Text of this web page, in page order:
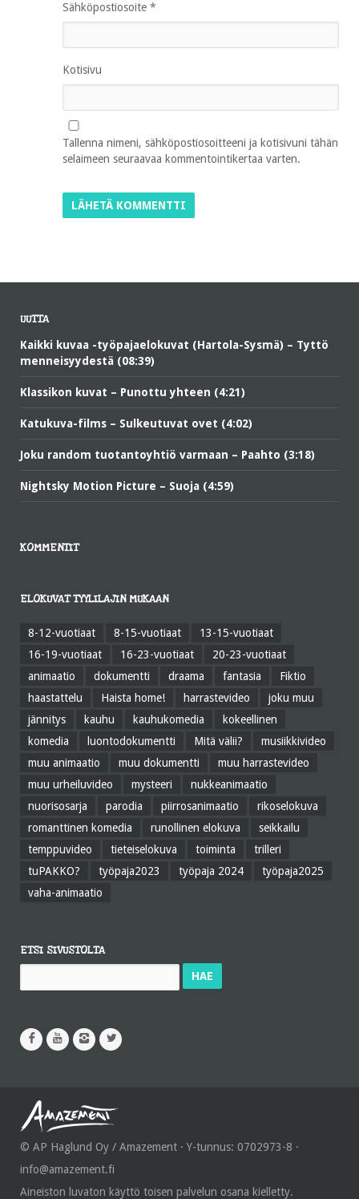
Sähköpostiosoite *
Kotisivu
Tallenna nimeni, sähköpostiosoitteeni ja kotisivuni tähän
selaimeen seuraavaa kommentointikertaa varten.
UUTTA
Kaikki kuvaa -työpajaelokuvat (Hartola-Sysmä) – Tyttö
menneisyydestä (08:39)
Klassikon kuvat – Punottu yhteen (4:21)
Katukuva-films – Sulkeutuvat ovet (4:02)
Joku random tuotantoyhtiö varmaan – Paahto (3:18)
Nightsky Motion Picture – Suoja (4:59)
KOMMENTIT
ELOKUVAT TYYLILAJIN MUKAAN
8-12-vuotiaat 8-15-vuotiaat
13-15-vuotiaat
16-19-vuotiaat
16-23-vuotiaat
20-23-vuotiaat
animaatio
dokumentti draama fantasia
Fiktio
haastattelu
Haista home! harrastevideo
joku muu
jännitys
kauhu kauhukomedia
kokeellinen
komedia
luontodokumentti Mitä välii?
musiikkivideo
muu animaatio
muu dokumentti
muu harrastevideo
muu urheiluvideo
mysteeri
nukkeanimaatio
nuorisosarja
parodia piirrosanimaatio
rikoselokuva
romanttinen komedia
runollinen elokuva
seikkailu
temppuvideo
tieteiselokuva toiminta
trilleri
tuPAKKO?
työpaja2023 työpaja 2024
työpaja2025
vaha-animaatio
ETSI SIVUSTOLTA
© AP Haglund Oy / Amazement · Y-tunnus: 0702973-8 ·
info@amazement.fi
Aineiston luvaton käyttö toisen palvelun osana kielletty.